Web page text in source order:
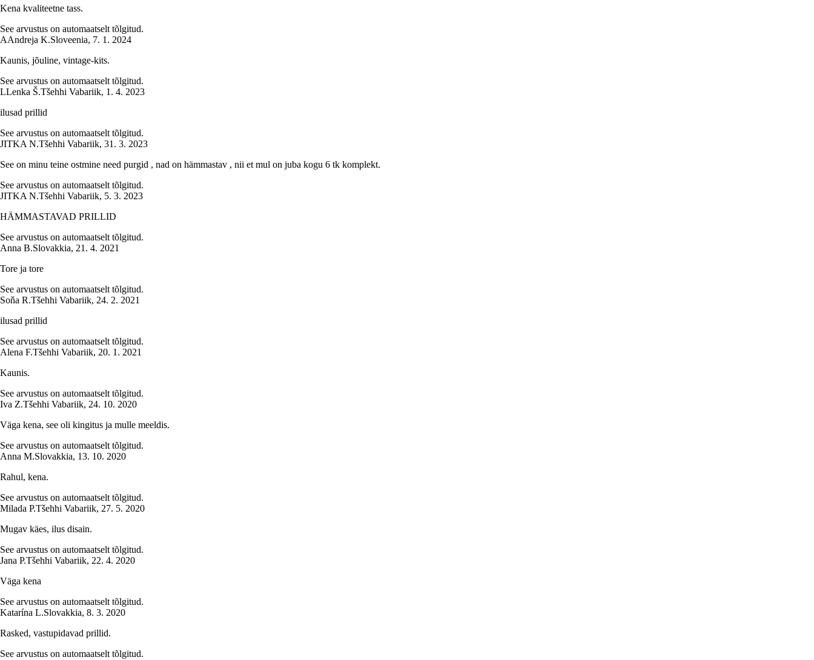
Kena kvaliteetne tass.
See arvustus on automaatselt tõlgitud.
AAndreja K.Sloveenia, 7. 1. 2024
Kaunis, jõuline, vintage-kits.
See arvustus on automaatselt tõlgitud.
LLenka Š.Tšehhi Vabariik, 1. 4. 2023
ilusad prillid
See arvustus on automaatselt tõlgitud.
JITKA N.Tšehhi Vabariik, 31. 3. 2023
See on minu teine ostmine need purgid , nad on hämmastav , nii et mul on juba kogu 6 tk komplekt.
See arvustus on automaatselt tõlgitud.
JITKA N.Tšehhi Vabariik, 5. 3. 2023
HÄMMASTAVAD PRILLID
See arvustus on automaatselt tõlgitud.
Anna B.Slovakkia, 21. 4. 2021
Tore ja tore
See arvustus on automaatselt tõlgitud.
Soňa R.Tšehhi Vabariik, 24. 2. 2021
ilusad prillid
See arvustus on automaatselt tõlgitud.
Alena F.Tšehhi Vabariik, 20. 1. 2021
Kaunis.
See arvustus on automaatselt tõlgitud.
Iva Z.Tšehhi Vabariik, 24. 10. 2020
Väga kena, see oli kingitus ja mulle meeldis.
See arvustus on automaatselt tõlgitud.
Anna M.Slovakkia, 13. 10. 2020
Rahul, kena.
See arvustus on automaatselt tõlgitud.
Milada P.Tšehhi Vabariik, 27. 5. 2020
Mugav käes, ilus disain.
See arvustus on automaatselt tõlgitud.
Jana P.Tšehhi Vabariik, 22. 4. 2020
Väga kena
See arvustus on automaatselt tõlgitud.
Katarína L.Slovakkia, 8. 3. 2020
Rasked, vastupidavad prillid.
See arvustus on automaatselt tõlgitud.